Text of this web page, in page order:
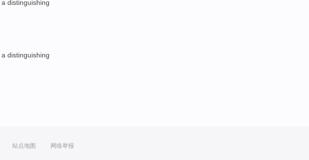
a distinguishing
a distinguishing
站点地图 网络举报